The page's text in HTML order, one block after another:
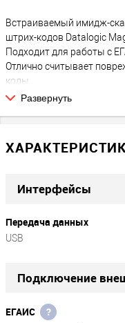
Встраиваемый имидж-
штрих-кодов Datalogic
Подходит для работы с
Отлично считывает
коды.
Поставляется с
Развернуть
Интерфейсы
Передача данных
USB
Подключение
ЕГАИС ?